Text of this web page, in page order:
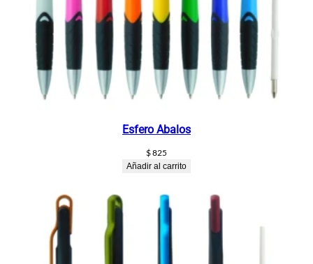
Esfero Abalos
$825
Añadir al carrito